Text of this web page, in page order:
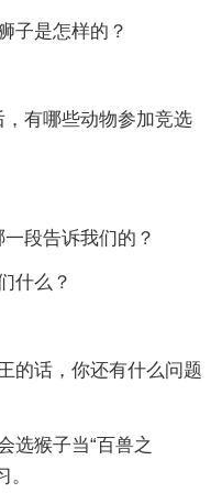
子是怎样的？
有哪些动物参加竞选
段告诉我们的？
什么？
的话，你还有什么问题
选猴子当“百兽之